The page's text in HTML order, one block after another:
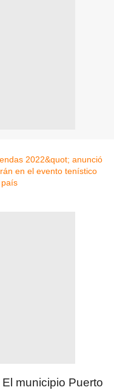
El municipio Puerto